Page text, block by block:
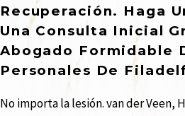
Recuperación. Haga
Una Consulta Inicial
Abogado Formidable
Personales De
No importa la lesión. van der Veen,